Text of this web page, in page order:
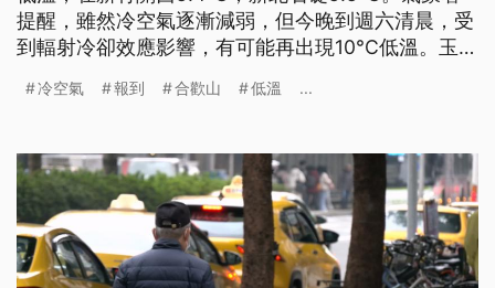
提醒，雖然冷空氣逐漸減弱，但今晚到週六清晨，受
到輻射冷卻效應影響，有可能再出現10°C低溫。玉山
出現冰封現象，水滴凝結成冰珠，合歡山也持續下
約是大陸冷氣團。
冷空氣 報到 合歡山 低溫 ...